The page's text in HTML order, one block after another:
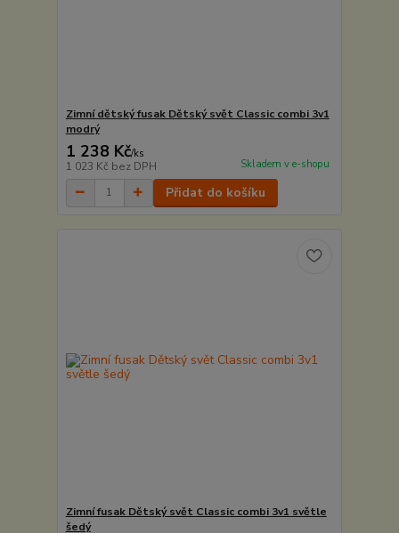
Zimní dětský fusak Dětský svět Classic combi 3v1
modrý
1 238 Kč/ks
1 023 Kč bez DPH Skladem v e-shopu
Přidat do košíku
Zimní fusak Dětský svět Classic combi 3v1 světle
šedý